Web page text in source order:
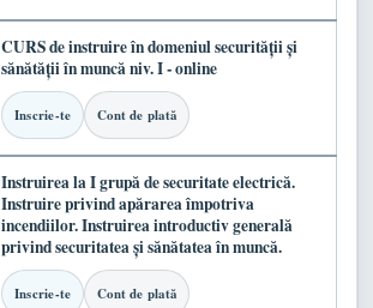
CURS de instruire în domeniul securității și
sănătății în muncă niv. I - online
Inscrie-te Cont de plată
Instruirea la I grupă de securitate electrică.
Instruire privind apărarea împotriva
incendiilor. Instruirea introductiv generală
privind securitatea și sănătatea în muncă.
Inscrie-te Cont de plată